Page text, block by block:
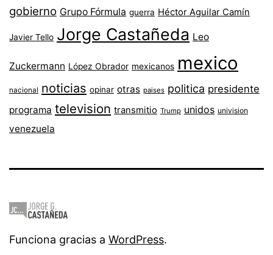
gobierno Grupo Fórmula guerra Héctor Aguilar Camín
Javier Tello Jorge Castañeda Leo
Zuckermann López Obrador mexicanos mexico
nacional noticias opinar otras paises politica presidente
programa television transmitio Trump unidos univision
venezuela
Funciona gracias a WordPress.